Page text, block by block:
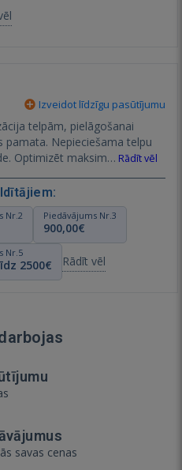
Izveidot līdzīgu pasūtījumu
telpām, pielāgošanai
Nepieciešama telpu
Optimizēt maksim… Rādīt vēl
Nr.2 Piedāvājums Nr.3
900,00€
Nr.5
2500€ Rādīt vēl
savas cenas